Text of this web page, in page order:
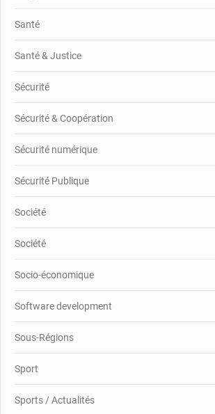
Santé
Santé & Justice
Sécurité
Sécurité & Coopération
Sécurité numérique
Sécurité Publique
Société
Société
Socio-économique
Software development
Sous-Régions
Sport
Sports / Actualités